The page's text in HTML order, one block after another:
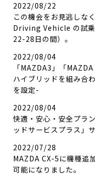
2022/08/22
この機会をお見逃し
Driving Vehicle の試乗
22-28日の間）。
2022/08/04
「MAZDA3」「
ハイブリッドを組み合
を設定-
2022/08/04
快適・安心・安全プラ
ッドサービスプラス」
2022/07/28
MAZDA CX-5に機種追
可能になりました。